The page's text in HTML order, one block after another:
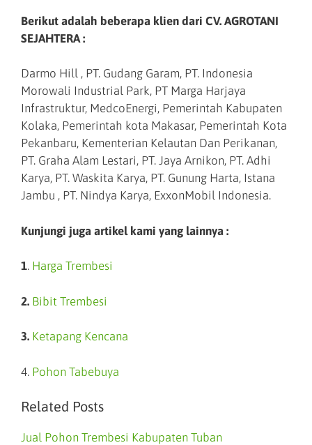
Berikut adalah beberapa klien dari CV. AGROTANI
SEJAHTERA :
Darmo Hill , PT. Gudang Garam, PT. Indonesia
Morowali Industrial Park, PT Marga Harjaya
Infrastruktur, MedcoEnergi, Pemerintah Kabupaten
Kolaka, Pemerintah kota Makasar, Pemerintah Kota
Pekanbaru, Kementerian Kelautan Dan Perikanan,
PT. Graha Alam Lestari, PT. Jaya Arnikon, PT. Adhi
Karya, PT. Waskita Karya, PT. Gunung Harta, Istana
Jambu , PT. Nindya Karya, ExxonMobil Indonesia.
Kunjungi juga artikel kami yang lainnya :
1. Harga Trembesi
2. Bibit Trembesi
3. Ketapang Kencana
4. Pohon Tabebuya
Related Posts
Jual Pohon Trembesi Kabupaten Tuban